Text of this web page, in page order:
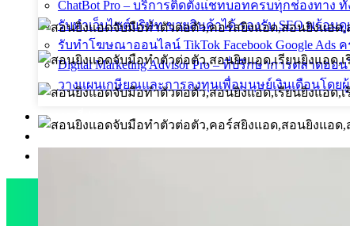
ChatBot Pro – บริการติดตั้งแชทบอทครบทุกช่องทาง ทั้
รับทำเว็บไซต์บริษัท ขายสินค้าได้ รองรับ SEO พร้อม
รับทำโฆษณาออนไลน์ TikTok Facebook Google Ads
Digital Marketing Advisor Pro – ที่ปรึกษาการตลาดอ
วางแผนเกษียณและการลงทุนเพื่อมนุษย์เงินเดือนโดยผู้
ผลงานที่ผ่านมา